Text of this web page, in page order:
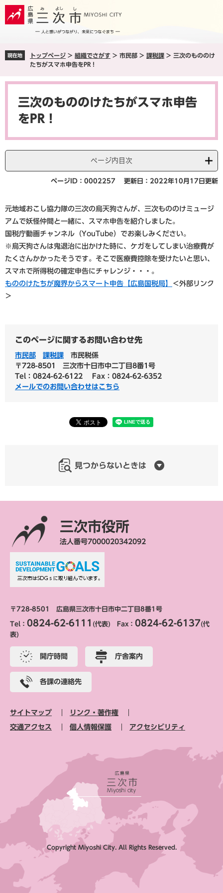
ペ
ジ
メ
ュ
現在地 トップページ > 組織でさがす > 市民部 > 課税課 > 三次のもののけ
たちがスマホ申告をPR！
本
三次のもののけたちがスマホ申告
をPR！
ページ内目次
ページID：0002257 更新日：2022年10月17日更新
元地域おこし協力隊の三次の烏天狗さんが、三次もののけミュージ
アムで妖怪仲間と一緒に、スマホ申告を紹介しました。
国税庁動画チャンネル（YouTube）でお楽しみください。
※烏天狗さんは鬼退治に出かけた時に、ケガをしてしまい治療費が
たくさんかかったそうです。そこで医療費控除を受けたいと思い、
スマホで所得税の確定申告にチャレンジ・・・。
もののけたちが魔界からスマート申告【広島国税局】
＜外部リンク
＞
このページに関するお問い合わせ先
市民部 課税課
市民税係
〒728-8501
三次市十日市中二丁目8番1号
Tel：0824-62-6122
Fax：0824-62-6352
メールでのお問い合わせはこちら
見つからないときは
三次市役所
法人番号7000020342092
〒728-8501 広島県三次市十日市中二丁目8番1号
Tel： 0824-62-6111 (代表) Fax： 0824-62-6137(代
表)
開庁時間 庁舎案内
各課の連絡先
サイトマップ リンク・著作権
交通アクセス 個人情報保護 アクセシビリティ
Copyright Miyoshi City. All Rights Reserved.